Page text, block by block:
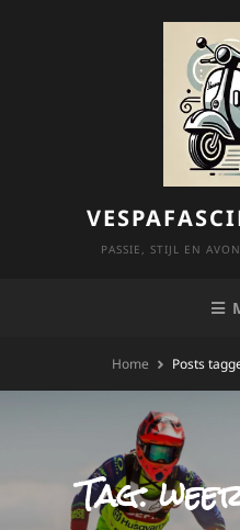
PASSIE, STIJL EN
Home Posts
Tag: